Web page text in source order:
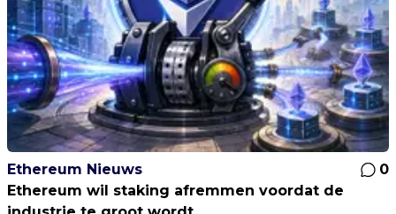
Ethereum Nieuws
0
Ethereum wil staking afremmen voordat de